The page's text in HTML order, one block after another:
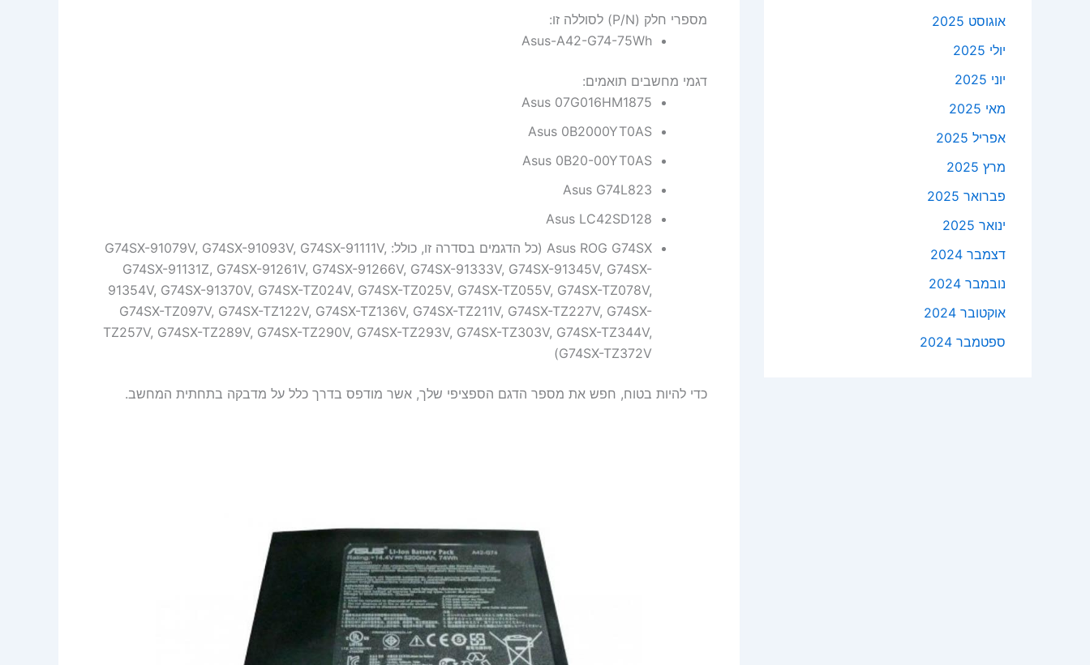
אוגוסט 2025
יולי 2025
יוני 2025
מאי 2025
אפריל 2025
מרץ 2025
פברואר 2025
ינואר 2025
דצמבר 2024
נובמבר 2024
אוקטובר 2024
ספטמבר 2024
מספרי חלק (P/N) לסוללה זו:
Asus-A42-G74-75Wh
דגמי מחשבים תואמים:
Asus 07G016HM1875
Asus 0B2000YT0AS
Asus 0B20-00YT0AS
Asus G74L823
Asus LC42SD128
Asus ROG G74SX (כל הדגמים בסדרה זו, כולל: G74SX-91079V, G74SX-91093V, G74SX-91111V,
G74SX-91131Z, G74SX-91261V, G74SX-91266V, G74SX-91333V, G74SX-91345V, G74SX-
91354V, G74SX-91370V, G74SX-TZ024V, G74SX-TZ025V, G74SX-TZ055V, G74SX-TZ078V,
G74SX-TZ097V, G74SX-TZ122V, G74SX-TZ136V, G74SX-TZ211V, G74SX-TZ227V, G74SX-
TZ257V, G74SX-TZ289V, G74SX-TZ290V, G74SX-TZ293V, G74SX-TZ303V, G74SX-TZ344V,
G74SX-TZ372V)
כדי להיות בטוח, חפש את מספר הדגם הספציפי שלך, אשר מודפס בדרך כלל על מדבקה בתחתית המחשב.